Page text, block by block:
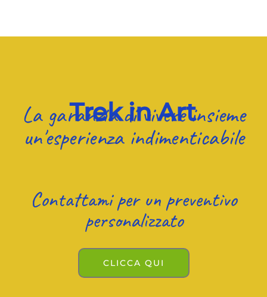
Trek in Art
La garanzia di vivere insieme
un'esperienza indimenticabile
Contattami per un preventivo
personalizzato
CLICCA QUI